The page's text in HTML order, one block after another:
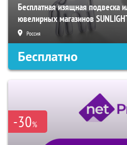
Бесплатная изящная подвеска
ювелирных магазинов
Россия
Бесплатно
-30%